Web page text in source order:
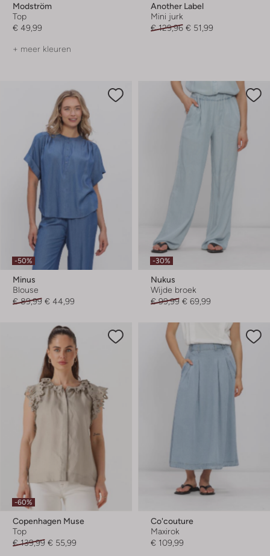
Modström
Top
€ 49,99
+ meer kleuren
Another Label
Mini jurk
€ 129,96 € 51,99
-50%
Minus
Blouse
€ 89,99 € 44,99
-30%
Nukus
Wijde broek
€ 99,99 € 69,99
-60%
Copenhagen Muse
Top
€ 139,99 € 55,99
Co'couture
Maxirok
€ 109,99